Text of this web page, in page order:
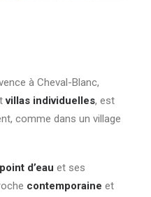
à Cheval-Blanc,
villas individuelles, est
comme dans un village
point d’eau et ses
contemporaine et